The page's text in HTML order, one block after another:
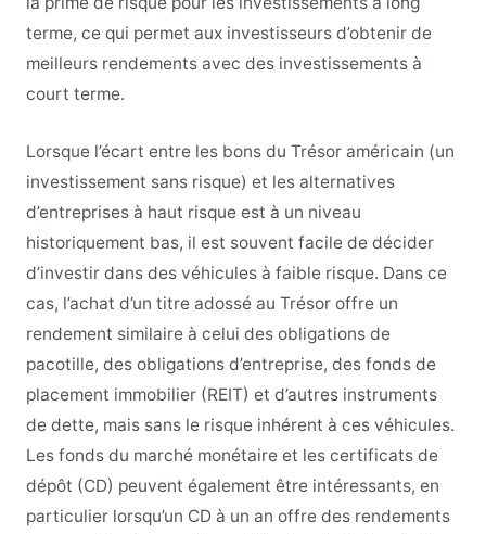
terme, ce qui permet aux investisseurs d’obtenir de
meilleurs rendements avec des investissements à
court terme.
Lorsque l’écart entre les bons du Trésor américain (un
investissement sans risque) et les alternatives
d’entreprises à haut risque est à un niveau
historiquement bas, il est souvent facile de décider
d’investir dans des véhicules à faible risque. Dans ce
cas, l’achat d’un titre adossé au Trésor offre un
rendement similaire à celui des obligations de
pacotille, des obligations d’entreprise, des fonds de
placement immobilier (REIT) et d’autres instruments
de dette, mais sans le risque inhérent à ces véhicules.
Les fonds du marché monétaire et les certificats de
dépôt (CD) peuvent également être intéressants, en
particulier lorsqu’un CD à un an offre des rendements